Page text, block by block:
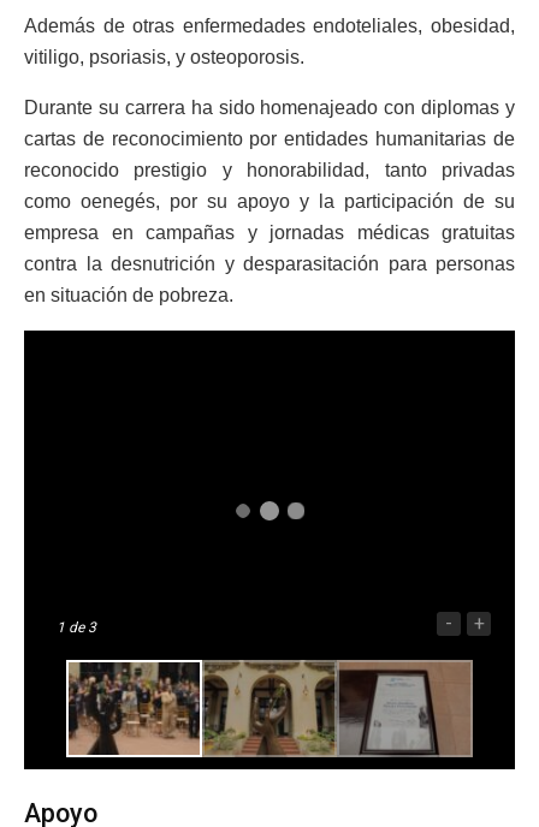
Además de otras enfermedades endoteliales, obesidad,
vitiligo, psoriasis, y osteoporosis.
Durante su carrera ha sido homenajeado con diplomas y
cartas de reconocimiento por entidades humanitarias de
reconocido prestigio y honorabilidad, tanto privadas
como oenegés, por su apoyo y la participación de su
empresa en campañas y jornadas médicas gratuitas
contra la desnutrición y desparasitación para personas
en situación de pobreza.
1 de 3 - +
Apoyo